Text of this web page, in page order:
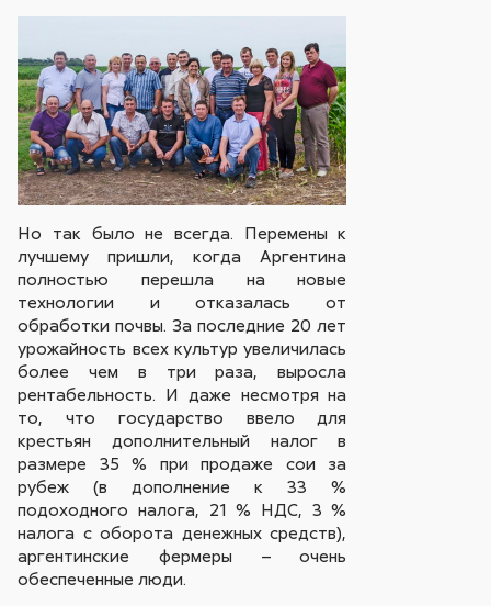
Но так было не всегда. Перемены к
лучшему пришли, когда Аргентина
полностью перешла на новые
технологии и отказалась от
обработки почвы. За последние 20 лет
урожайность всех культур увеличилась
более чем в три раза, выросла
рентабельность. И даже несмотря на
то, что государство ввело для
крестьян дополнительный налог в
размере 35 % при продаже сои за
рубеж (в дополнение к 33 %
подоходного налога, 21 % НДС, 3 %
налога с оборота денежных средств),
аргентинские фермеры – очень
обеспеченные люди.